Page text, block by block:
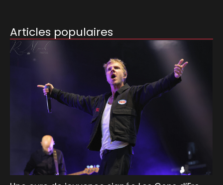
Articles populaires